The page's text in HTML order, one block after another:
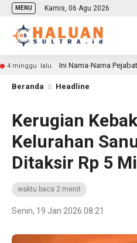
MENU Kamis, 06 Agu 2026
4 minggu lalu Ini Nama-Nama
Beranda Headline
Kerugian
Kelurahan
Ditaksir Rp 5
waktu baca 2 menit
Senin, 19 Jan 2026 08:21